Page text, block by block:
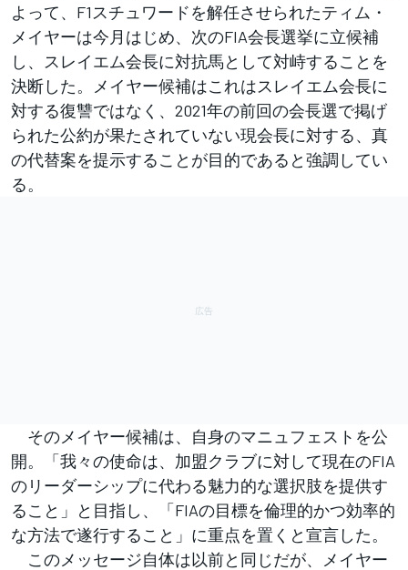
よって、F1スチュワードを解任させられたティム・
メイヤーは今月はじめ、次のFIA会長選挙に立候補
し、スレイエム会長に対抗馬として対峙することを
決断した。メイヤー候補はこれはスレイエム会長に
対する復讐ではなく、2021年の前回の会長選で掲げ
られた公約が果たされていない現会長に対する、真
の代替案を提示することが目的であると強調してい
る。
そのメイヤー候補は、自身のマニュフェストを公
開。「我々の使命は、加盟クラブに対して現在のFIA
のリーダーシップに代わる魅力的な選択肢を提供す
ること」と目指し、「FIAの目標を倫理的かつ効率的
な方法で遂行すること」に重点を置くと宣言した。
このメッセージ自体は以前と同じだが、メイヤー